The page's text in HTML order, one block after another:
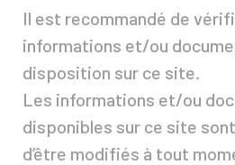
Il est recommandé de
informations et/ou
disposition sur ce site.
Les informations et/ou
disponibles sur ce site
d’être modifiés à tout